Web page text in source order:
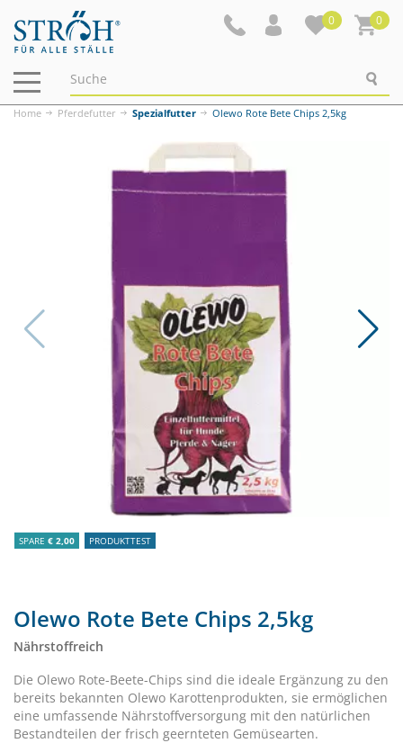
0 0
Navigation
ein-/ausblenden
Home Pferdefutter Spezialfutter Olewo Rote Bete Chips 2,5kg
SPARE € 2,00 PRODUKTTEST
Olewo Rote Bete Chips 2,5kg
Nährstoffreich
Die Olewo Rote-Beete-Chips sind die ideale Ergänzung zu den
bereits bekannten Olewo Karottenprodukten, sie ermöglichen
eine umfassende Nährstoffversorgung mit den natürlichen
Bestandteilen der frisch geernteten Gemüsearten.